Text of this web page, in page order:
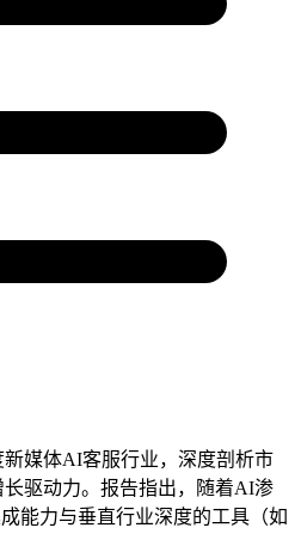
媒体AI客服行业，深度剖析市
驱动力。报告指出，随着AI渗
能力与垂直行业深度的工具（如